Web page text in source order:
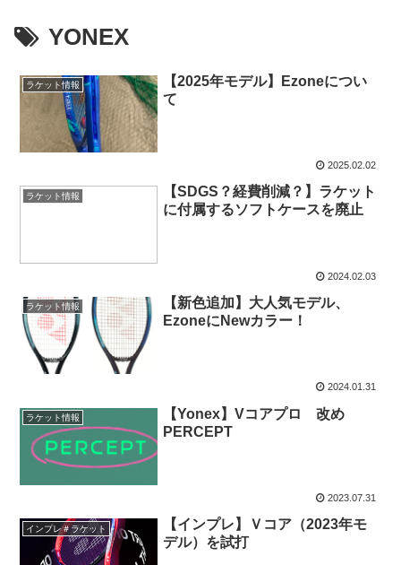
YONEX
ラケット情報
【2025年モデル】Ezoneについ
て
2025.02.02
ラケット情報
【SDGS？経費削減？】ラケット
に付属するソフトケースを廃止
2024.02.03
ラケット情報
【新色追加】大人気モデル、
EzoneにNewカラー！
2024.01.31
ラケット情報
【Yonex】Vコアプロ 改め
PERCEPT
2023.07.31
インプレ＃ラケット
【インプレ】Ｖコア（2023年モ
デル）を試打